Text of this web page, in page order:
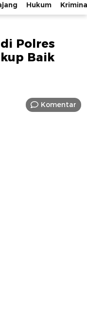
Hukum
Polres
Baik
Komentar